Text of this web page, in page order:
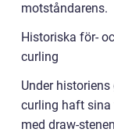
motståndarens.
Historiska för-
curling
Under
curling haft sina
med draw-